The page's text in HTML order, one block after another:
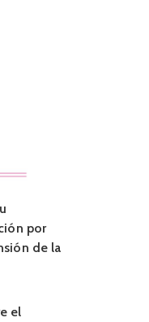
por
de la
el